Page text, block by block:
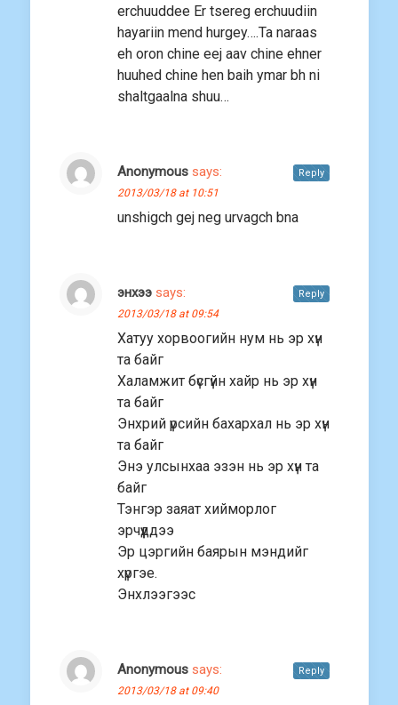
erchuuddee Er tsereg erchuudiin
hayariin mend hurgey….Ta naraas
eh oron chine eej aav chine ehner
huuhed chine hen baih ymar bh ni
shaltgaalna shuu…
Anonymous says:
2013/03/18 at 10:51
unshigch gej neg urvagch bna
Reply
энхээ says:
2013/03/18 at 09:54
Хатуу хорвоогийн нум нь эр хүн
та байг
Халамжит бүсгүйн хайр нь эр хүн
та байг
Энхрий үрсийн бахархал нь эр хүн
та байг
Энэ улсынхаа эзэн нь эр хүн та
байг
Тэнгэр заяат хийморлог
эрчүүддээ
Эр цэргийн баярын мэндийг
хүргэе.
Энхлээгээс
Reply
Anonymous says:
2013/03/18 at 09:40
Reply